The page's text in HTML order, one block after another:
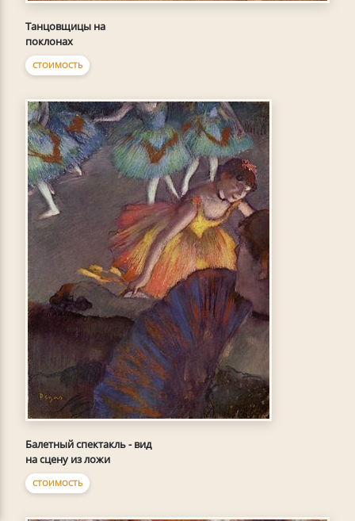
Танцовщицы на
поклонах
СТОИМОСТЬ
Балетный спектакль - вид
на сцену из ложи
СТОИМОСТЬ